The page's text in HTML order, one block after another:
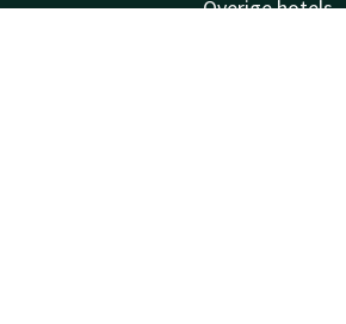
Overige hotels